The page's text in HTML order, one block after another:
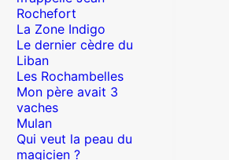
Rochefort
La Zone Indigo
Le dernier cèdre du
Liban
Les Rochambelles
Mon père avait 3
vaches
Mulan
Qui veut la peau du
magicien ?